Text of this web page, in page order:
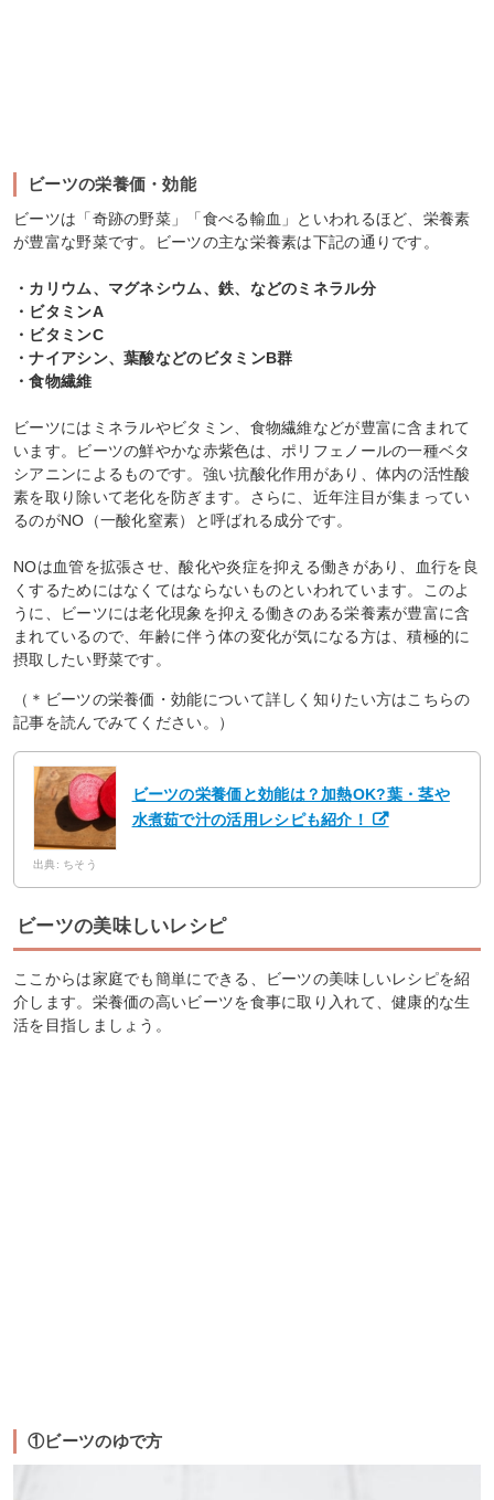
ビーツの栄養価・効能
ビーツは「奇跡の野菜」「食べる輸血」といわれるほど、栄養素
が豊富な野菜です。ビーツの主な栄養素は下記の通りです。
・カリウム、マグネシウム、鉄、などのミネラル分
・ビタミンA
・ビタミンC
・ナイアシン、葉酸などのビタミンB群
・食物繊維
ビーツにはミネラルやビタミン、食物繊維などが豊富に含まれて
います。ビーツの鮮やかな赤紫色は、ポリフェノールの一種ベタ
シアニンによるものです。強い抗酸化作用があり、体内の活性酸
素を取り除いて老化を防ぎます。さらに、近年注目が集まってい
るのがNO（一酸化窒素）と呼ばれる成分です。
NOは血管を拡張させ、酸化や炎症を抑える働きがあり、血行を良
くするためにはなくてはならないものといわれています。このよ
うに、ビーツには老化現象を抑える働きのある栄養素が豊富に含
まれているので、年齢に伴う体の変化が気になる方は、積極的に
摂取したい野菜です。
（＊ビーツの栄養価・効能について詳しく知りたい方はこちらの
記事を読んでみてください。）
ビーツの栄養価と効能は？加熱OK?葉・茎や
水煮茹で汁の活用レシピも紹介！
出典: ちそう
ビーツの美味しいレシピ
ここからは家庭でも簡単にできる、ビーツの美味しいレシピを紹
介します。栄養価の高いビーツを食事に取り入れて、健康的な生
活を目指しましょう。
①ビーツのゆで方